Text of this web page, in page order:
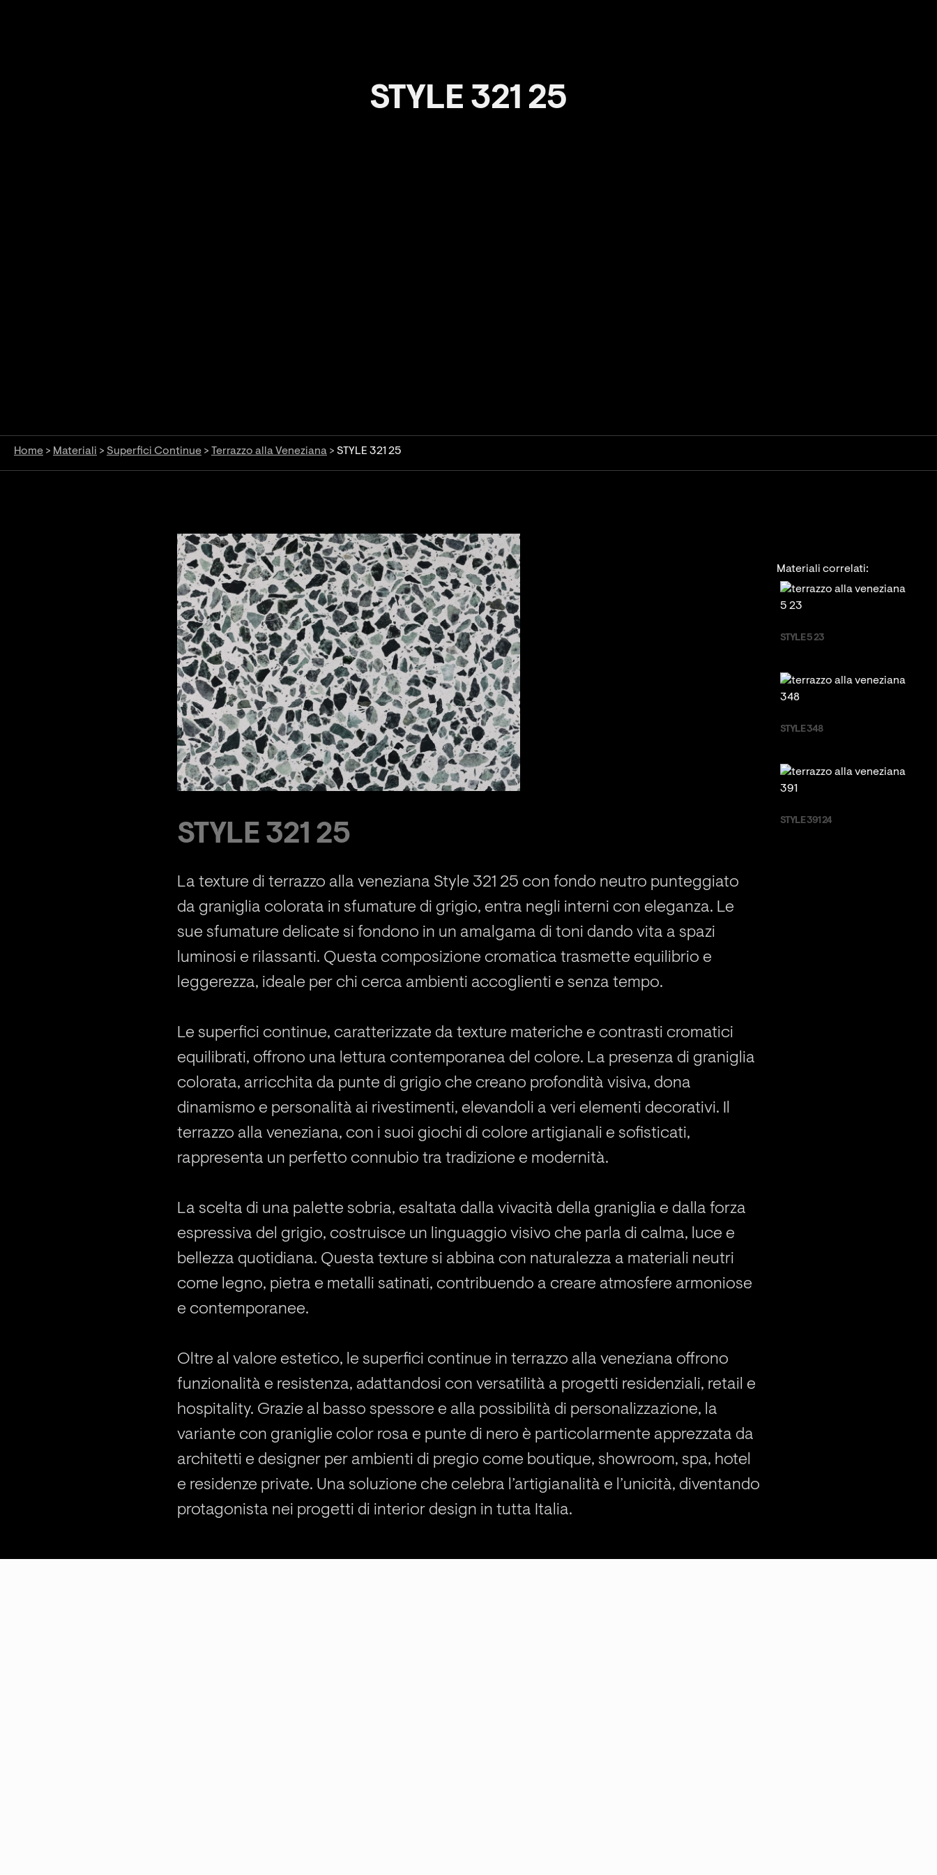
STYLE 321 25
Home > Materiali > Superfici Continue > Terrazzo alla Veneziana > STYLE 321 25
STYLE 321 25
La texture di terrazzo alla veneziana Style 321 25 con fondo neutro punteggiato
da graniglia colorata in sfumature di grigio, entra negli interni con eleganza. Le
sue sfumature delicate si fondono in un amalgama di toni dando vita a spazi
luminosi e rilassanti. Questa composizione cromatica trasmette equilibrio e
leggerezza, ideale per chi cerca ambienti accoglienti e senza tempo.
Le superfici continue, caratterizzate da texture materiche e contrasti cromatici
equilibrati, offrono una lettura contemporanea del colore. La presenza di graniglia
colorata, arricchita da punte di grigio che creano profondità visiva, dona
dinamismo e personalità ai rivestimenti, elevandoli a veri elementi decorativi. Il
terrazzo alla veneziana, con i suoi giochi di colore artigianali e sofisticati,
rappresenta un perfetto connubio tra tradizione e modernità.
La scelta di una palette sobria, esaltata dalla vivacità della graniglia e dalla forza
espressiva del grigio, costruisce un linguaggio visivo che parla di calma, luce e
bellezza quotidiana. Questa texture si abbina con naturalezza a materiali neutri
come legno, pietra e metalli satinati, contribuendo a creare atmosfere armoniose
e contemporanee.
Oltre al valore estetico, le superfici continue in terrazzo alla veneziana offrono
funzionalità e resistenza, adattandosi con versatilità a progetti residenziali, retail e
hospitality. Grazie al basso spessore e alla possibilità di personalizzazione, la
variante con graniglie color rosa e punte di nero è particolarmente apprezzata da
architetti e designer per ambienti di pregio come boutique, showroom, spa, hotel
e residenze private. Una soluzione che celebra l’artigianalità e l’unicità, diventando
protagonista nei progetti di interior design in tutta Italia.
Materiali correlati:
STYLE 5 23
STYLE 348
STYLE 391 24